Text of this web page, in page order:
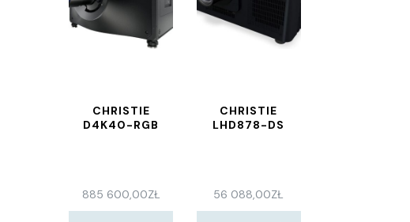
CHRISTIE
D4K40-RGB
885 600,00ZŁ
CHRISTIE
LHD878-DS
56 088,00ZŁ